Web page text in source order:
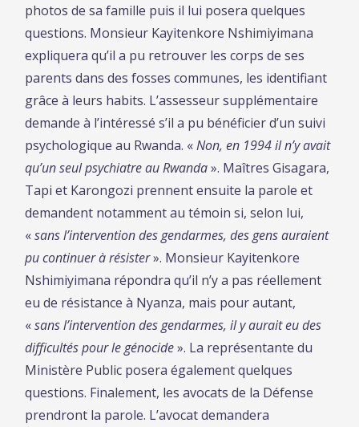
photos de sa famille puis il lui posera quelques
questions. Monsieur Kayitenkore Nshimiyimana
expliquera qu’il a pu retrouver les corps de ses
parents dans des fosses communes, les identifiant
grâce à leurs habits. L’assesseur supplémentaire
demande à l’intéressé s’il a pu bénéficier d’un suivi
psychologique au Rwanda. «Non, en 1994 il n’y avait
qu’un seul psychiatre au Rwanda». Maîtres Gisagara,
Tapi et Karongozi prennent ensuite la parole et
demandent notamment au témoin si, selon lui,
«sans l’intervention des gendarmes, des gens auraient
pu continuer à résister». Monsieur Kayitenkore
Nshimiyimana répondra qu’il n’y a pas réellement
eu de résistance à Nyanza, mais pour autant,
«sans l’intervention des gendarmes, il y aurait eu des
difficultés pour le génocide». La représentante du
Ministère Public posera également quelques
questions. Finalement, les avocats de la Défense
prendront la parole. L’avocat demandera